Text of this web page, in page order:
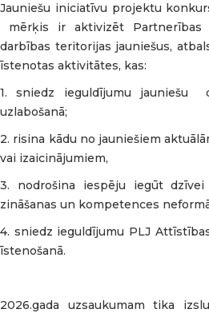
Jauniešu iniciatīvu projektu
mērķis ir aktivizēt
darbības teritorijas jauniešus,
īstenotas aktivitātes, kas:
1. sniedz ieguldījumu jauniešu
uzlabošanā;
2. risina kādu no jauniešiem
vai izaicinājumiem,
3. nodrošina iespēju iegūt dzīvei
zināšanas un kompetences
4. sniedz ieguldījumu PLJ
īstenošanā.
2026.gada uzsaukumam tika